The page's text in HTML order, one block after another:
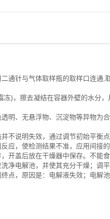
通针与气体取样瓶的取样口连通
冻)，擦去凝结在容器外壁的水分
明、无悬浮物、沉淀物等异物为
不说明失效，通过调节初始平衡
应，使检测结果不准，应用间接
开盖后放在干燥器中保存。不能
净电解池，并使其充分干燥；调
点，原因是：电解液失效；电解